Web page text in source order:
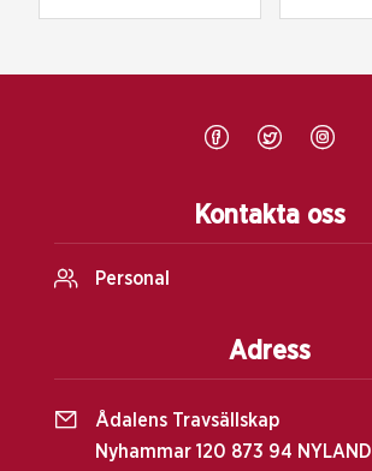
Kontakta oss
Personal
Adress
Ådalens Travsällskap
Nyhammar 120 873 94 NYLAND